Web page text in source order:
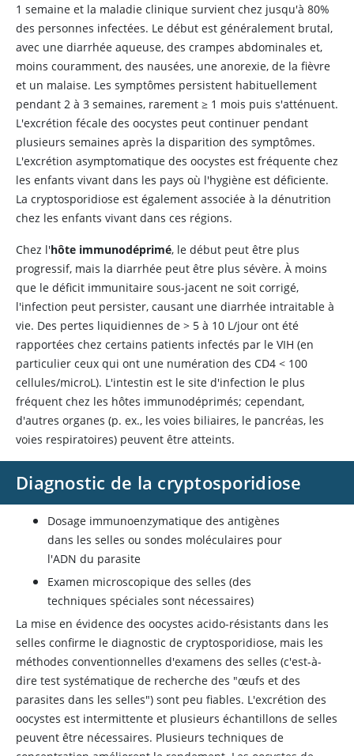
1 semaine et la maladie clinique survient chez jusqu'à 80%
des personnes infectées. Le début est généralement brutal,
avec une diarrhée aqueuse, des crampes abdominales et,
moins couramment, des nausées, une anorexie, de la fièvre
et un malaise. Les symptômes persistent habituellement
pendant 2 à 3 semaines, rarement ≥ 1 mois puis s'atténuent.
L'excrétion fécale des oocystes peut continuer pendant
plusieurs semaines après la disparition des symptômes.
L'excrétion asymptomatique des oocystes est fréquente chez
les enfants vivant dans les pays où l'hygiène est déficiente.
La cryptosporidiose est également associée à la dénutrition
chez les enfants vivant dans ces régions.
Chez l'hôte immunodéprimé, le début peut être plus
progressif, mais la diarrhée peut être plus sévère. À moins
que le déficit immunitaire sous-jacent ne soit corrigé,
l'infection peut persister, causant une diarrhée intraitable à
vie. Des pertes liquidiennes de > 5 à 10 L/jour ont été
rapportées chez certains patients infectés par le VIH (en
particulier ceux qui ont une numération des CD4 < 100
cellules/microL). L'intestin est le site d'infection le plus
fréquent chez les hôtes immunodéprimés; cependant,
d'autres organes (p. ex., les voies biliaires, le pancréas, les
voies respiratoires) peuvent être atteints.
Diagnostic de la cryptosporidiose
Dosage immunoenzymatique des antigènes
dans les selles ou sondes moléculaires pour
l'ADN du parasite
Examen microscopique des selles (des
techniques spéciales sont nécessaires)
La mise en évidence des oocystes acido-résistants dans les
selles confirme le diagnostic de cryptosporidiose, mais les
méthodes conventionnelles d'examens des selles (c'est-à-
dire test systématique de recherche des "œufs et des
parasites dans les selles") sont peu fiables. L'excrétion des
oocystes est intermittente et plusieurs échantillons de selles
peuvent être nécessaires. Plusieurs techniques de